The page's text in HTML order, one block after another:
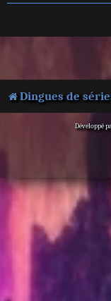
Dingues de
Développé